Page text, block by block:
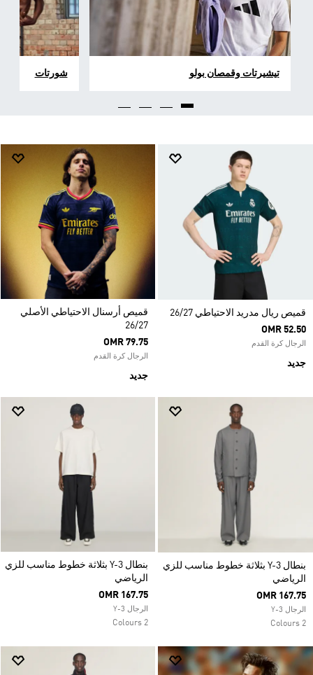
تيشيرتات وقمصان بولو شورتات
قميص ريال مدريد الاحتياطي 26/27
OMR 52.50
الرجال كرة القدم
جديد
قميص أرسنال الاحتياطي الأصلي
26/27
OMR 79.75
الرجال كرة القدم
جديد
بنطال Y-3 بثلاثة خطوط مناسب للزي
الرياضي
OMR 167.75
الرجال Y-3
2 Colours
بنطال Y-3 بثلاثة خطوط مناسب للزي
الرياضي
OMR 167.75
الرجال Y-3
2 Colours